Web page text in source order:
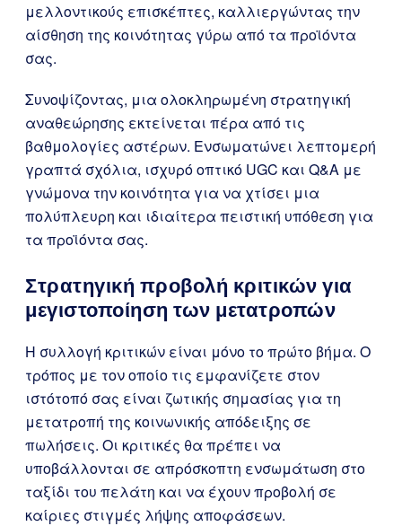
μελλοντικούς επισκέπτες, καλλιεργώντας την
αίσθηση της κοινότητας γύρω από τα προϊόντα
σας.
Συνοψίζοντας, μια ολοκληρωμένη στρατηγική
αναθεώρησης εκτείνεται πέρα από τις
βαθμολογίες αστέρων. Ενσωματώνει λεπτομερή
γραπτά σχόλια, ισχυρό οπτικό UGC και Q&A με
γνώμονα την κοινότητα για να χτίσει μια
πολύπλευρη και ιδιαίτερα πειστική υπόθεση για
τα προϊόντα σας.
Στρατηγική προβολή κριτικών για
μεγιστοποίηση των μετατροπών
Η συλλογή κριτικών είναι μόνο το πρώτο βήμα. Ο
τρόπος με τον οποίο τις εμφανίζετε στον
ιστότοπό σας είναι ζωτικής σημασίας για τη
μετατροπή της κοινωνικής απόδειξης σε
πωλήσεις. Οι κριτικές θα πρέπει να
υποβάλλονται σε απρόσκοπτη ενσωμάτωση στο
ταξίδι του πελάτη και να έχουν προβολή σε
καίριες στιγμές λήψης αποφάσεων.